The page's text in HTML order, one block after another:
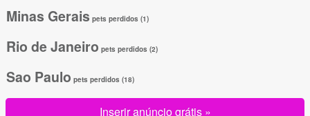
Minas Gerais pets perdidos (1)
Rio de Janeiro pets perdidos (2)
Sao Paulo pets perdidos (18)
Inserir anúncio grátis »